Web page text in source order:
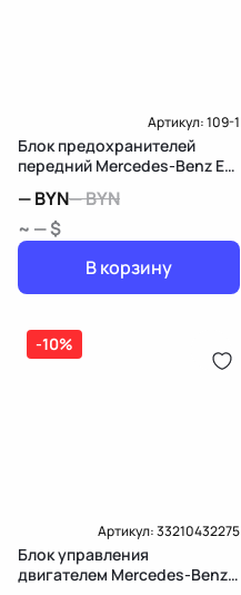
Артикул:109-1
Блок предохранителей
передний Mercedes-Benz E
—BYN—BYN
~ — $
В корзину
-10%
Артикул:33210432275
Блок управления
двигателем Mercedes-Benz E